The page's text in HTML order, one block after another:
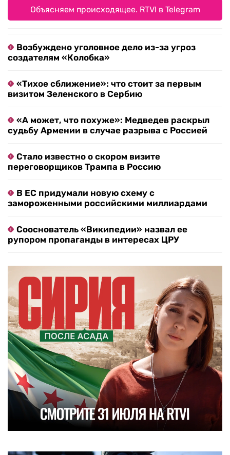
Объясняем происходящее. RTVI в Telegram
Возбуждено уголовное дело из-за угроз
создателям «Колобка»
«Тихое сближение»: что стоит за первым
визитом Зеленского в Сербию
«А может, что похуже»: Медведев раскрыл
судьбу Армении в случае разрыва с Россией
Стало известно о скором визите
переговорщиков Трампа в Россию
В ЕС придумали новую схему с
замороженными российскими миллиардами
Сооснователь «Википедии» назвал ее
рупором пропаганды в интересах ЦРУ